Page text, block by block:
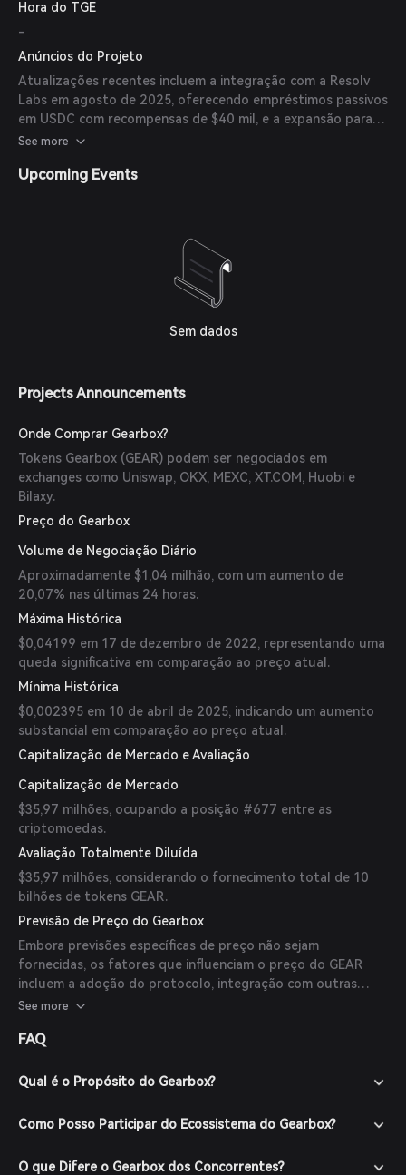
Hora do TGE
-
Anúncios do Projeto
Atualizações recentes incluem a integração com a Resolv
Labs em agosto de 2025, oferecendo empréstimos passivos
em USDC com recompensas de $40 mil, e a expansão para a
Lisk Network em julho de 2025, focando em soluções
Asiático.
See more
Upcoming Events
Sem dados
Projects Announcements
Onde Comprar Gearbox?
Tokens Gearbox (GEAR) podem ser negociados em
exchanges como Uniswap, OKX, MEXC, XT.COM, Huobi e
Bilaxy.
Preço do Gearbox
Volume de Negociação Diário
Aproximadamente $1,04 milhão, com um aumento de
20,07% nas últimas 24 horas.
Máxima Histórica
$0,04199 em 17 de dezembro de 2022, representando uma
queda significativa em comparação ao preço atual.
Mínima Histórica
$0,002395 em 10 de abril de 2025, indicando um aumento
substancial em comparação ao preço atual.
Capitalização de Mercado e Avaliação
Capitalização de Mercado
$35,97 milhões, ocupando a posição #677 entre as
criptomoedas.
Avaliação Totalmente Diluída
$35,97 milhões, considerando o fornecimento total de 10
bilhões de tokens GEAR.
Previsão de Preço do Gearbox
Embora previsões específicas de preço não sejam
fornecidas, os fatores que influenciam o preço do GEAR
incluem a adoção do protocolo, integração com outras
plataformas DeFi e o sentimento geral do mercado. Até o
publicações confiáveis.
See more
FAQ
Qual é o Propósito do Gearbox?
Como Posso Participar do Ecossistema do Gearbox?
O que Difere o Gearbox dos Concorrentes?